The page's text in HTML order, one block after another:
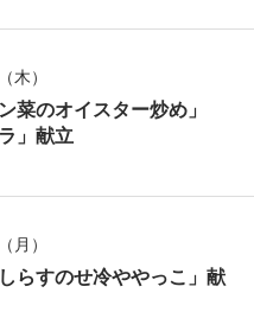
木）
菜のオイスター炒め」
」献立
月）
らすのせ冷ややっこ」献